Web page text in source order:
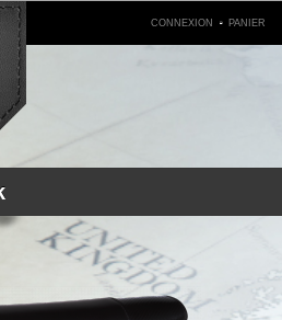
PANIER
.
CONNEXION